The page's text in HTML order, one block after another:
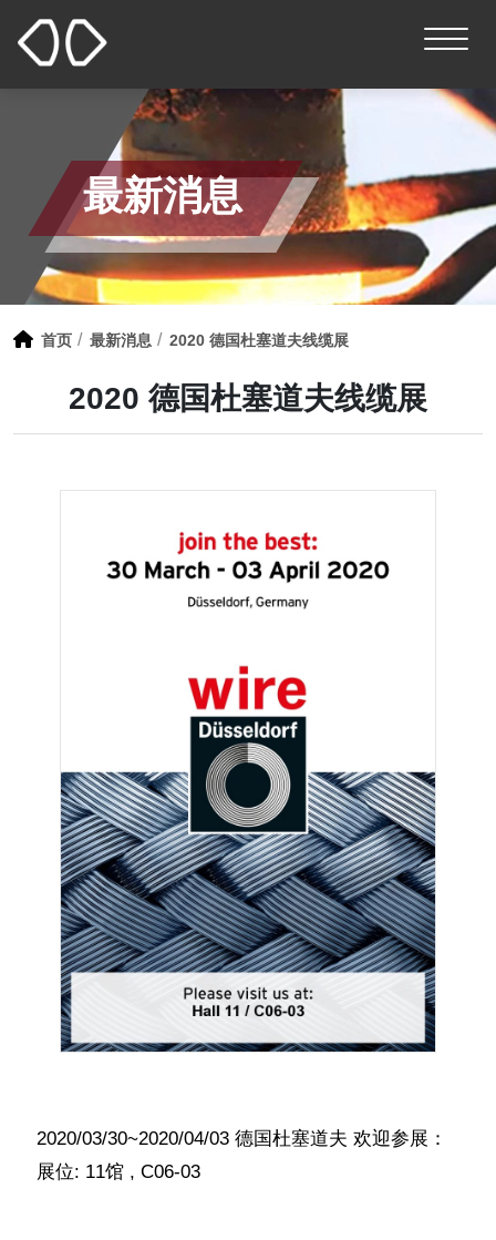
最新消息
首页 最新消息 2020 德国杜塞道夫线缆展
2020 德国杜塞道夫线缆展
2020/03/30~2020/04/03 德国杜塞道夫 欢迎参展：
展位: 11馆 , C06-03